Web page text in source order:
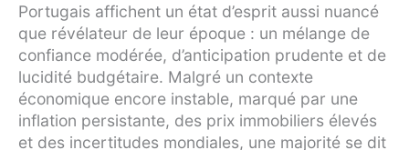
Portugais affichent un état d’esprit aussi nuancé
que révélateur de leur époque : un mélange de
confiance modérée, d’anticipation prudente et de
lucidité budgétaire. Malgré un contexte
économique encore instable, marqué par une
inflation persistante, des prix immobiliers élevés
et des incertitudes mondiales, une majorité se dit